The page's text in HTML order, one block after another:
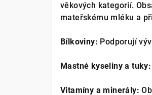
věkových kategorií.
mateřskému mléku a
Bílkoviny: Podporují
Mastné kyseliny a tuky:
Vitamíny a minerály: